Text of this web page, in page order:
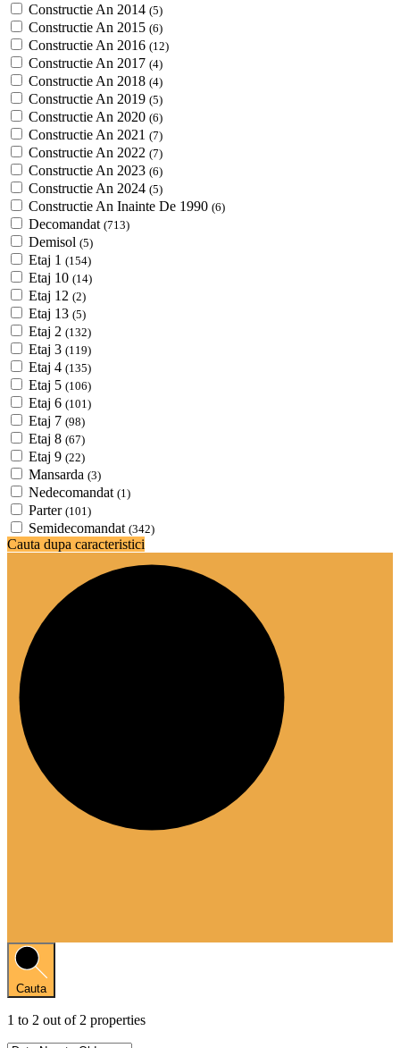
Constructie An 2014 (5)
Constructie An 2015 (6)
Constructie An 2016 (12)
Constructie An 2017 (4)
Constructie An 2018 (4)
Constructie An 2019 (5)
Constructie An 2020 (6)
Constructie An 2021 (7)
Constructie An 2022 (7)
Constructie An 2023 (6)
Constructie An 2024 (5)
Constructie An Inainte De 1990 (6)
Decomandat (713)
Demisol (5)
Etaj 1 (154)
Etaj 10 (14)
Etaj 12 (2)
Etaj 13 (5)
Etaj 2 (132)
Etaj 3 (119)
Etaj 4 (135)
Etaj 5 (106)
Etaj 6 (101)
Etaj 7 (98)
Etaj 8 (67)
Etaj 9 (22)
Mansarda (3)
Nedecomandat (1)
Parter (101)
Semidecomandat (342)
Cauta dupa caracteristici
Cauta
1 to 2 out of 2 properties